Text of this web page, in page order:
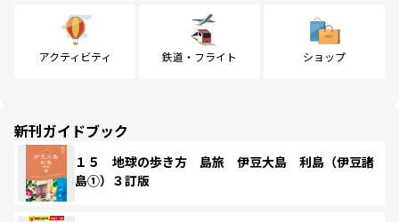
アクティビティ 鉄道・フライト ショップ
新刊ガイドブック
１５ 地球の歩き方 島旅 伊豆大島 利島（伊豆諸
島①）３訂版